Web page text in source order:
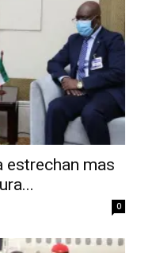
estrechan mas
0